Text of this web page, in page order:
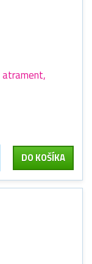
atrament,
DO KOŠÍKA